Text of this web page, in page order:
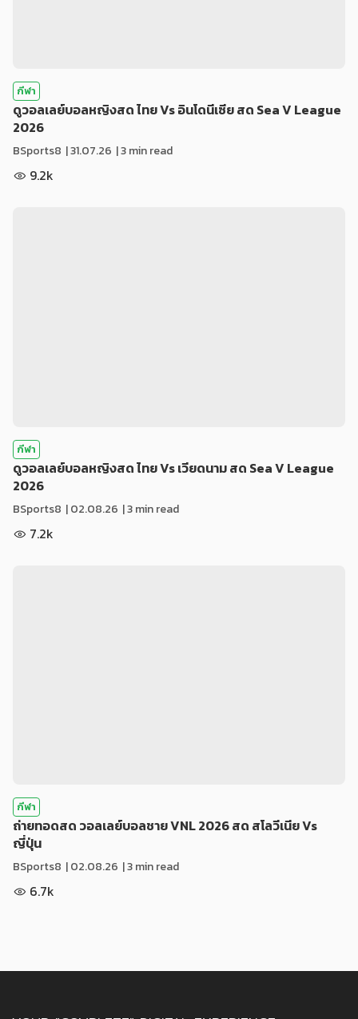
กีฬา
ดูวอลเลย์บอลหญิงสด ไทย Vs อินโดนีเซีย สด Sea V League
2026
BSports8 |31.07.26 | 3 min read
9.2k
กีฬา
ดูวอลเลย์บอลหญิงสด ไทย Vs เวียดนาม สด Sea V League
2026
BSports8 |02.08.26 | 3 min read
7.2k
กีฬา
ถ่ายทอดสด วอลเลย์บอลชาย VNL 2026 สด สโลวีเนีย Vs
ญี่ปุ่น
BSports8 |02.08.26 | 3 min read
6.7k